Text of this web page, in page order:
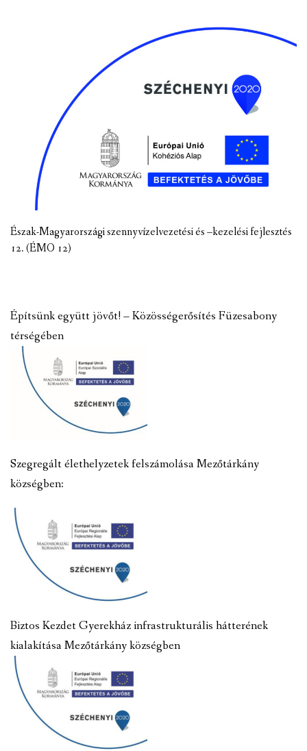
Észak-Magyarországi szennyvízelvezetési és –kezelési fejlesztés
12. (ÉMO 12)
Építsünk együtt jövőt! – Közösségerősítés Füzesabony
térségében
Szegregált élethelyzetek felszámolása Mezőtárkány
községben:
Biztos Kezdet Gyerekház infrastrukturális hátterének
kialakítása Mezőtárkány községben